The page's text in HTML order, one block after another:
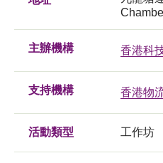
主辦機構 香港科
支持機構 香港物
活動類型 工作坊